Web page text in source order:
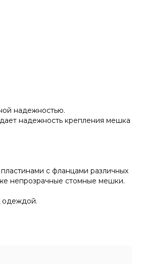
надежностью.
надежность крепления мешка
с фланцами различных
непрозрачные стомные мешки.
одеждой.